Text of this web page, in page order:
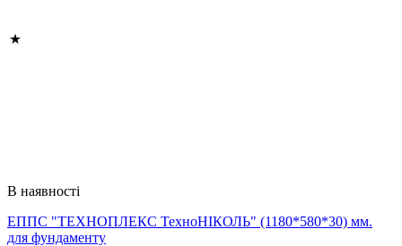
В наявності
ЕППС "ТЕХНОПЛЕКС ТехноНІКОЛЬ" (1180*580*30) мм.
для фундаменту